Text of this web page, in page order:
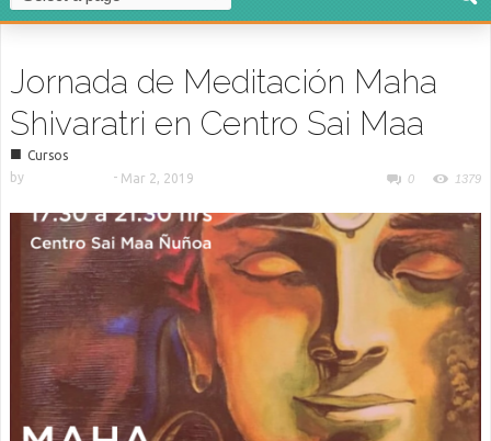
Jornada de Meditación Maha
Shivaratri en Centro Sai Maa
■ Cursos
by
- Mar 2, 2019 0 1379